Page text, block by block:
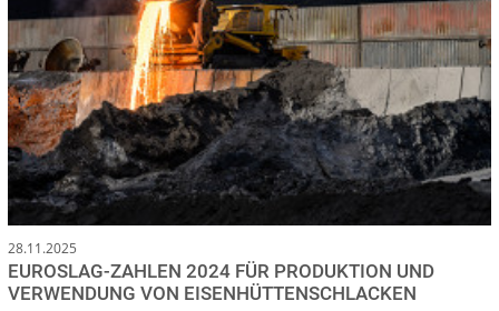
28.11.2025
EUROSLAG-ZAHLEN 2024 FÜR PRODUKTION UND
VERWENDUNG VON EISENHÜTTENSCHLACKEN